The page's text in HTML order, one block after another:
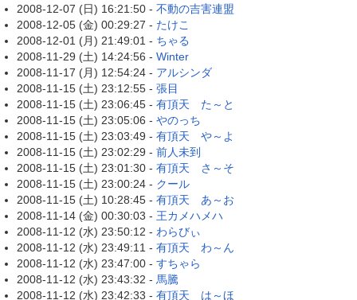
2008-12-07 (日) 16:21:50 - 不動の吉害連盟
2008-12-05 (金) 00:29:27 - たけこ
2008-12-01 (月) 21:49:01 - ちゃる
2008-11-29 (土) 14:24:56 - Winter
2008-11-17 (月) 12:54:24 - アルシンダ
2008-11-15 (土) 23:12:55 - 張目
2008-11-15 (土) 23:06:45 - 有頂天 た～と
2008-11-15 (土) 23:05:06 - やのっち
2008-11-15 (土) 23:03:49 - 有頂天 や～よ
2008-11-15 (土) 23:02:29 - 前人未到
2008-11-15 (土) 23:01:30 - 有頂天 さ～そ
2008-11-15 (土) 23:00:24 - クール
2008-11-15 (土) 10:28:45 - 有頂天 あ～お
2008-11-14 (金) 00:30:03 - 王カメハメハ
2008-11-12 (水) 23:50:12 - わらびぃ
2008-11-12 (水) 23:49:11 - 有頂天 わ～ん
2008-11-12 (水) 23:47:00 - すちゃら
2008-11-12 (水) 23:43:32 - 馬騰
2008-11-12 (水) 23:42:33 - 有頂天 は～ほ